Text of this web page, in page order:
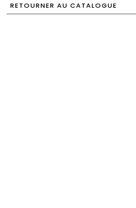
RETOURNER AU CATALOGUE